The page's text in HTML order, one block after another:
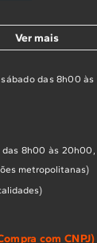
Ver mais
sábado das 8h00
das 8h00 às
metropolitanas)
com CNPJ)